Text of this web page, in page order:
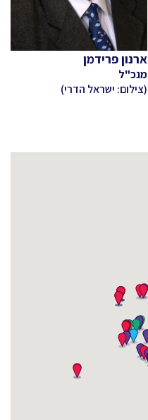
ארנון פרידמן
מנכ"ל
(צילום: ישראל הדרי)